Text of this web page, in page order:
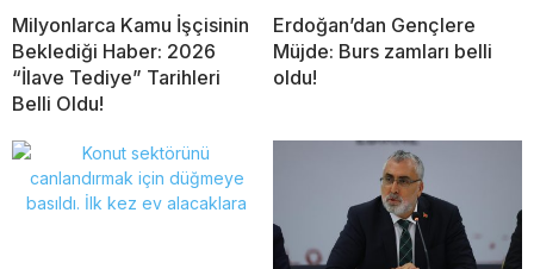
Milyonlarca Kamu İşçisinin
Beklediği Haber: 2026
“İlave Tediye” Tarihleri
Belli Oldu!
Erdoğan’dan Gençlere
Müjde: Burs zamları belli
oldu!